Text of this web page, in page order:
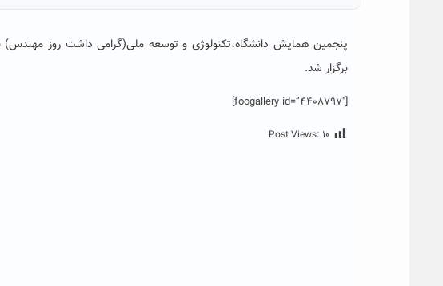
پنجمین همایش دانشگاه،تکنولوژی و توسعه ملی(گرامی داشت روز
برگزار شد.
[foogallery id=”4408797″]
Post Views: ۱۰